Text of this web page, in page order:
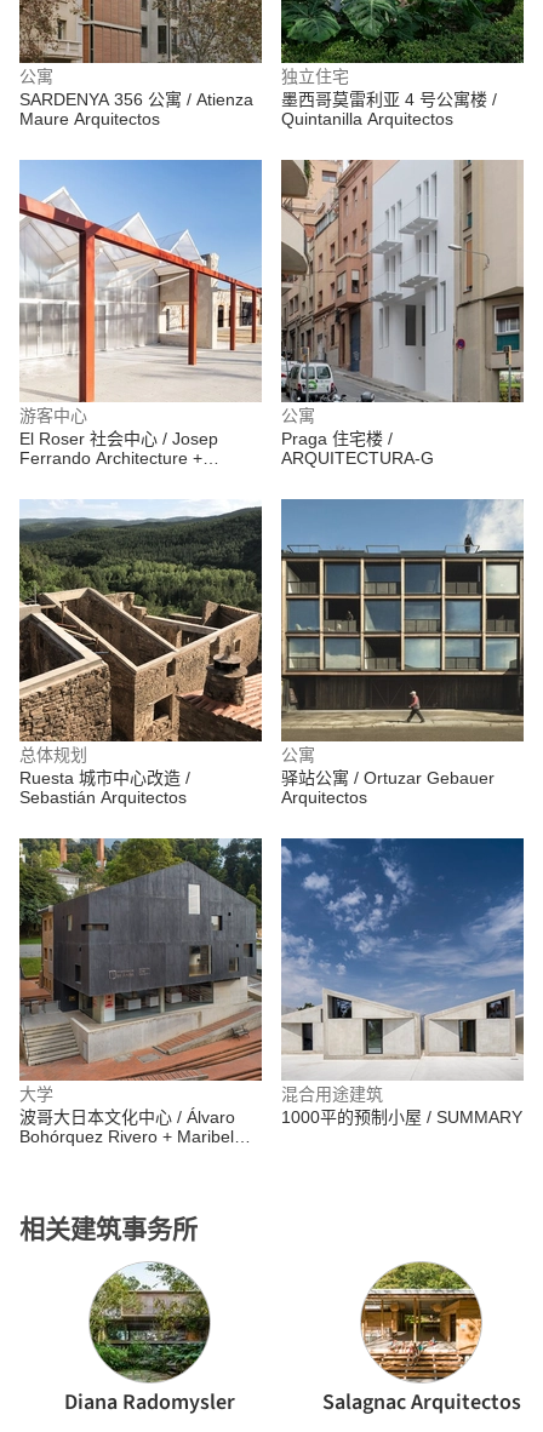
公寓
SARDENYA 356 公寓 / Atienza
Maure Arquitectos
独立住宅
墨西哥莫雷利亚 4 号公寓楼 /
Quintanilla Arquitectos
游客中心
El Roser 社会中心 / Josep
Ferrando Architecture +
公寓
Praga 住宅楼 /
ARQUITECTURA-G
总体规划
Ruesta 城市中心改造 /
Sebastián Arquitectos
公寓
驿站公寓 / Ortuzar Gebauer
Arquitectos
大学
波哥大日本文化中心 / Álvaro
Bohórquez Rivero + Maribel
相关建筑事务所
Diana Radomysler Salagnac Arquitectos
混合用途建筑
1000平的预制小屋 / SUMMARY